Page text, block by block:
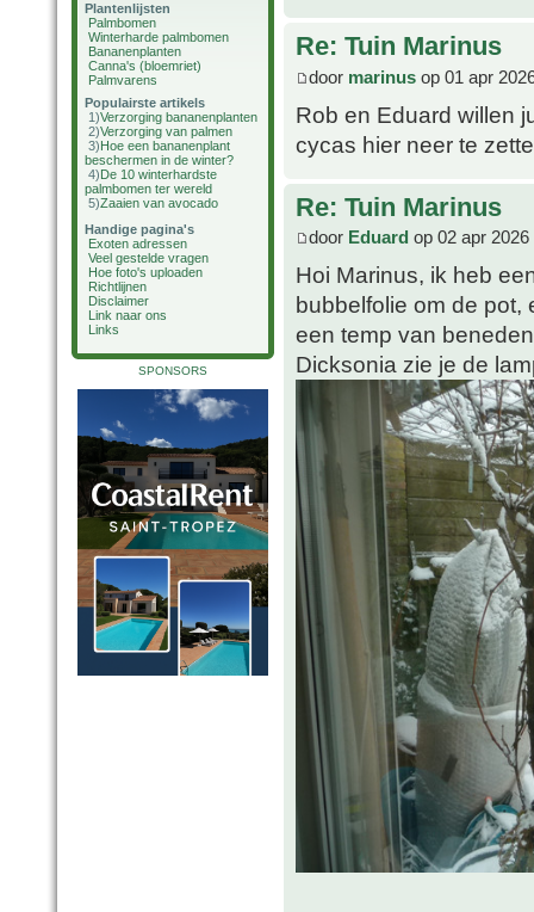
Plantenlijsten
Palmbomen
Winterharde palmbomen
Bananenplanten
Canna's (bloemriet)
Palmvarens
Populairste artikels
1)Verzorging bananenplanten
2)Verzorging van palmen
3)Hoe een bananenplant
beschermen in de winter?
4)De 10 winterhardste
palmbomen ter wereld
5)Zaaien van avocado
Handige pagina's
Exoten adressen
Veel gestelde vragen
Hoe foto's uploaden
Richtlijnen
Disclaimer
Link naar ons
Links
SPONSORS
Re: Tuin Marinus
door marinus op 01 apr
Rob en Eduard willen
cycas hier neer te
Re: Tuin Marinus
door Eduard op 02 apr 2026
Hoi Marinus, ik heb
bubbelfolie om de pot,
een temp van
Dicksonia zie je de